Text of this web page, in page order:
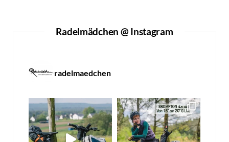
Radelmädchen @ Instagram
radelmaedchen